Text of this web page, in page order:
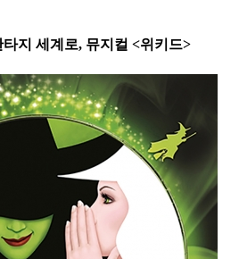
지 세계로, 뮤지컬 <위키드>